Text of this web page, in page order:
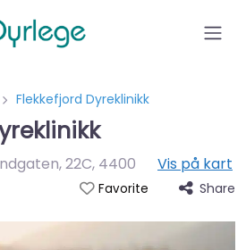
Flekkefjord Dyreklinikk
22C, 4400 Vis på kart
Favorite Share